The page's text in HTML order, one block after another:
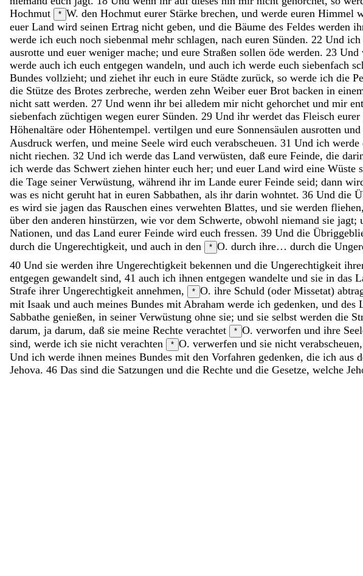
Hochmut
* W. den Hochmut eurer Stärke brechen, und werde euren Himmel
euer Land wird seinen Ertrag nicht geben, und die Bäume des Feldes werden
werde ich euch noch siebenmal mehr schlagen, nach euren Sünden. 22 Und ich
ausrotte und euer weniger mache; und eure Straßen sollen öde werden. 23 Und
werde auch ich euch entgegen wandeln, und auch ich werde euch siebenfach
Bundes vollzieht; und ziehet ihr euch in eure Städte zurück, so werde ich die
die Stütze des Brotes zerbreche, werden zehn Weiber euer Brot backen in
nicht satt werden. 27 Und wenn ihr bei alledem mir nicht gehorchet und mir
siebenfach züchtigen wegen eurer Sünden. 29 Und ihr werdet das Fleisch eurer
Höhenaltäre oder Höhentempel. vertilgen und eure Sonnensäulen ausrotten und
Ausdruck werfen, und meine Seele wird euch verabscheuen. 31 Und ich werde
nicht riechen. 32 Und ich werde das Land verwüsten, daß eure Feinde, die
ich werde das Schwert ziehen hinter euch her; und euer Land wird eine Wüste
die Tage seiner Verwüstung, während ihr im Lande eurer Feinde seid; dann
was es nicht geruht hat in euren Sabbathen, als ihr darin wohntet. 36 Und die
es wird sie jagen das Rauschen eines verwehten Blattes, und sie werden fliehen,
über den anderen hinstürzen, wie vor dem Schwerte, obwohl niemand sie jagt;
Nationen, und das Land eurer Feinde wird euch fressen. 39 Und die
durch die Ungerechtigkeit, und auch in den * O. durch ihre… durch die
40 Und sie werden ihre Ungerechtigkeit bekennen und die Ungerechtigkeit
entgegen gewandelt sind, 41 auch ich ihnen entgegen wandelte und sie in das
Strafe ihrer Ungerechtigkeit annehmen, * O. ihre Schuld (oder Missetat)
mit Isaak und auch meines Bundes mit Abraham werde ich gedenken, und des
Sabbathe genießen, in seiner Verwüstung ohne sie; und sie selbst werden die
darum, ja darum, daß sie meine Rechte verachtet * O. verworfen und ihre
sind, werde ich sie nicht verachten * O. verwerfen und sie nicht verabscheuen,
Und ich werde ihnen meines Bundes mit den Vorfahren gedenken, die ich aus
Jehova. 46 Das sind die Satzungen und die Rechte und die Gesetze, welche